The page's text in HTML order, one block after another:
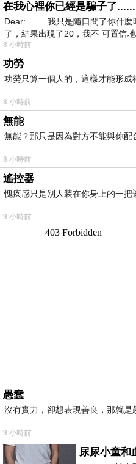
在我心裡你已經是騙子了
Dear: 我只是隨口問了你什麼時
了，結果出現了20，我不 可置信
8 小時前
功勞
功勞只算一個人的，這樣才能形成
8 小時前
無能
無能？那只是因為對方不能與你配
8 小時前
遙控器
愧疚感只是别人装在你身上的一把
9 小時前
愚蠢
沒有實力，卻想表現善良，那就是
9 小時前
尿尿小童和